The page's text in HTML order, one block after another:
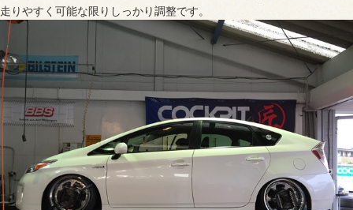
走りやすく可能な限りしっかり調整です。